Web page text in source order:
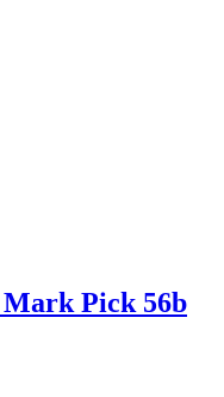
Mark Pick 56b